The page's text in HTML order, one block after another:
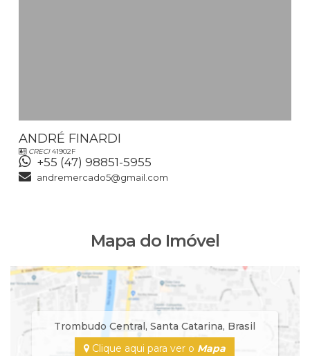
ANDRÉ FINARDI
CRECI41902F
+55 (47) 98851-5955
andremercado5@gmail.com
Mapa do Imóvel
Trombudo Central,Santa Catarina, Brasil
Clique aqui para ver o Mapa